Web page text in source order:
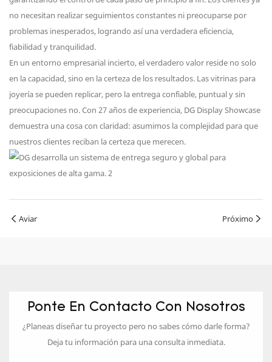
no necesitan realizar seguimientos constantes ni preocuparse por
problemas inesperados, logrando así una verdadera eficiencia,
fiabilidad y tranquilidad.
En un entorno empresarial incierto, el verdadero valor reside no solo
en la capacidad, sino en la certeza de los resultados. Las vitrinas para
joyería se pueden replicar, pero la entrega confiable, puntual y sin
preocupaciones no. Con 27 años de experiencia, DG Display Showcase
demuestra una cosa con claridad: asumimos la complejidad para que
nuestros clientes reciban la certeza que merecen.
Aviar Próximo
Ponte En Contacto Con Nosotros
¿Planeas diseñar tu proyecto pero no sabes cómo darle forma?
Deja tu información para una consulta inmediata.